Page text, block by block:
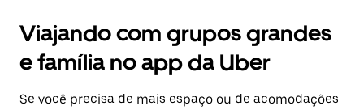
Viajando com grupos grandes
e família no app da Uber
Se você precisa de mais espaço ou de acomodações